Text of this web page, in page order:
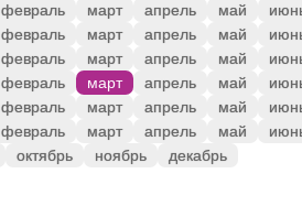
февраль март апрель май
февраль март апрель май
февраль март апрель май
февраль март апрель май
февраль март апрель май
февраль март апрель май
октябрь ноябрь декабрь